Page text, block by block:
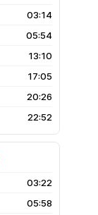
03:14
05:54
13:10
17:05
20:26
22:52
03:22
05:58